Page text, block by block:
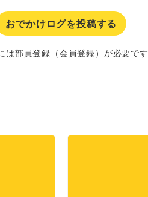
おでかけログを投稿する
は部員登録（会員登録）が必要です